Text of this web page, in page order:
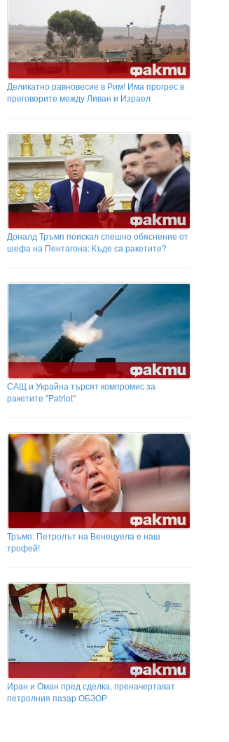
Деликатно равновесие в Рим! Има прогрес в
преговорите между Ливан и Израел
Доналд Тръмп поискал спешно обяснение от
шефа на Пентагона: Къде са ракетите?
САЩ и Украйна търсят компромис за
ракетите "Patriot"
Тръмп: Петролът на Венецуела е наш
трофей!
Иран и Оман пред сделка, преначертават
петролния пазар ОБЗОР